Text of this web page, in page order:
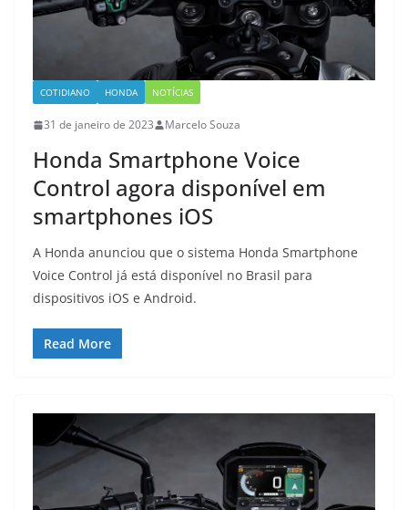
COTIDIANO HONDA NOTÍCIAS
31 de janeiro de 2023 Marcelo Souza
Honda Smartphone Voice
Control agora disponível em
smartphones iOS
A Honda anunciou que o sistema Honda Smartphone
Voice Control já está disponível no Brasil para
dispositivos iOS e Android.
Read More